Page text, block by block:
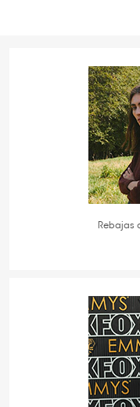
Rebajas